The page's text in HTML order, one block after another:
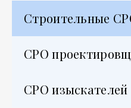
Строительные
СРО
СРО изыскателей